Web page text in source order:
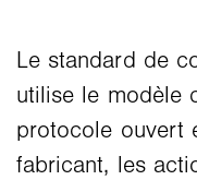
Le standard de
utilise le modèle
protocole ouvert
fabricant, les